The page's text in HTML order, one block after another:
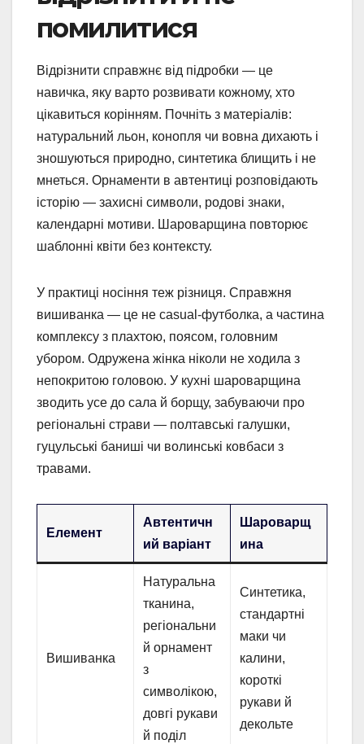
помилитися
Відрізнити справжнє від підробки — це
навичка, яку варто розвивати кожному, хто
цікавиться корінням. Почніть з матеріалів:
натуральний льон, конопля чи вовна дихають і
зношуються природно, синтетика блищить і не
мнеться. Орнаменти в автентиці розповідають
історію — захисні символи, родові знаки,
календарні мотиви. Шароварщина повторює
шаблонні квіти без контексту.
У практиці носіння теж різниця. Справжня
вишиванка — це не casual-футболка, а частина
комплексу з плахтою, поясом, головним
убором. Одружена жінка ніколи не ходила з
непокритою головою. У кухні шароварщина
зводить усе до сала й борщу, забуваючи про
регіональні страви — полтавські галушки,
гуцульські баниші чи волинські ковбаси з
травами.
Елемент
Автентичн
ий варіант
Шароварщ
ина
Вишиванка
Натуральна
тканина,
регіональни
й орнамент
з
символікою,
довгі рукави
й поділ
Синтетика,
стандартні
маки чи
калини,
короткі
рукави й
декольте